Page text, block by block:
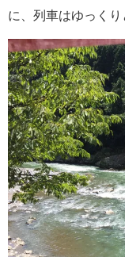
に、列車はゆっくり